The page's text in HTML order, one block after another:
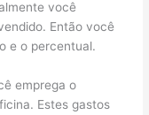
você
Então você
e o percentual.
emprega o
Estes gastos